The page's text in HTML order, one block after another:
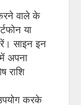
वाले के
या
साइन इन
अपना
राशि
करके